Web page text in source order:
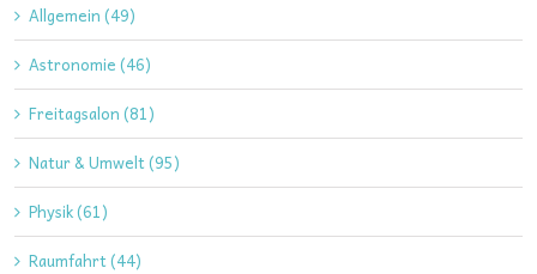
Allgemein (49)
Astronomie (46)
Freitagsalon (81)
Natur & Umwelt (95)
Physik (61)
Raumfahrt (44)